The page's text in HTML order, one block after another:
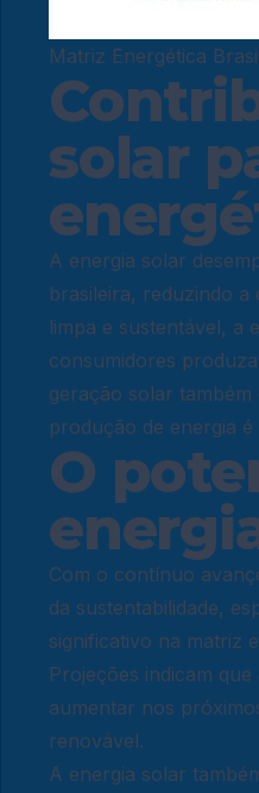
Matriz Energética
solar
A energia solar
brasileira, reduzindo
limpa e sustentável, a
consumidores
geração solar
produção de energia
O
Com o contínuo
da sustentabilidade,
significativo na matriz
Projeções indicam
aumentar nos
renovável.
A energia solar